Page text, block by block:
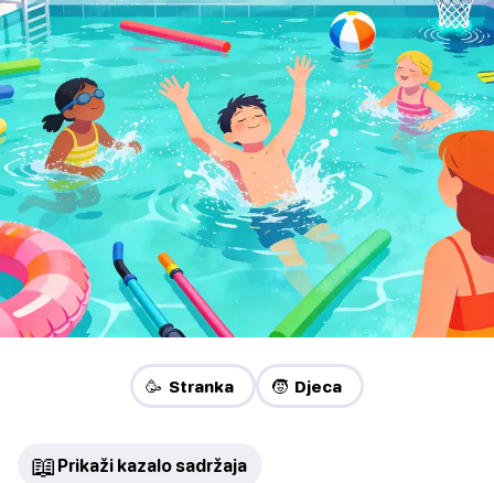
🥳 Stranka 🧒 Djeca
📖 Prikaži kazalo sadržaja